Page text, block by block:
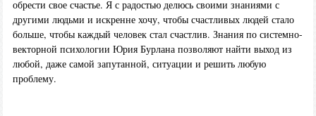
обрести свое счастье. Я с радостью делюсь своими знаниями с
другими людьми и искренне хочу, чтобы счастливых людей стало
больше, чтобы каждый человек стал счастлив. Знания по системно-
векторной психологии Юрия Бурлана позволяют найти выход из
любой, даже самой запутанной, ситуации и решить любую
проблему.